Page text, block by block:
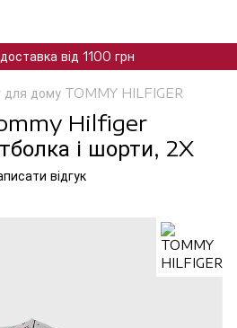
від 1100 грн
для дому TOMMY HILFIGER
Hilfiger
і шорти, 2X
відгук